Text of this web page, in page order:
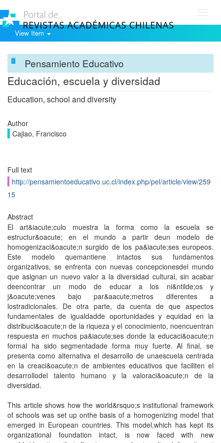
View Item
Pensamiento Educativo
Educación, escuela y diversidad
Education, school and diversity
Author
Cajiao, Francisco
Full text
http://pensamientoeducativo.uc.cl/index.php/pel/article/view/259
15
Abstract
El art&iacute;culo muestra la forma como la escuela se
estructur&oacute; en el mundo a partir deun modelo de
homogenizaci&oacute;n surgido de los pa&iacute;ses europeos.
Este modelo quemantiene intactos sus fundamentos
organizativos, se enfrenta con nuevas concepcionesdel mundo
que asignan un nuevo valor a la diversidad cultural, sin acabar
deencontrar un modo de educar a los ni&ntilde;os y
j&oacute;venes bajo par&aacute;metros diferentes a
lostradicionales. De otra parte, da cuenta de que aspectos
fundamentales de igualdadde oportunidades y equidad en la
distribuci&oacute;n de la riqueza y el conocimiento, noencuentran
respuesta en muchos pa&iacute;ses donde la educaci&oacute;n
formal ha sido segmentadade forma muy fuerte. Al final, se
presenta como alternativa el desarrollo de unaescuela centrada
en la creaci&oacute;n de ambientes educativos que faciliten el
desarrollodel talento humano y la valoraci&oacute;n de la
diversidad.
This article shows how the world&rsquo;s institutional framework
of schools was set up onthe basis of a homogenizing model that
emerged in European countries. This model,which has kept its
organizational foundation intact, is now faced with new